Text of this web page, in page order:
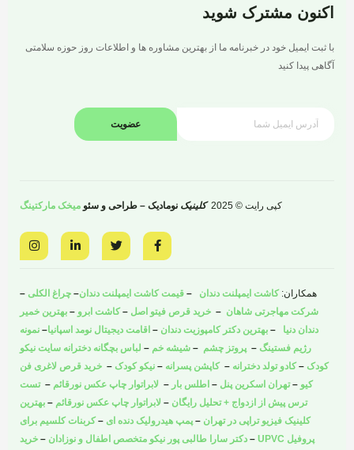
اکنون مشترک شوید
با ثبت ایمیل خود در خبرنامه ما از بهترین مشاوره ها و اطلاعات روز حوزه سلامتی
آگاهی پیدا کنید
عضویت
کپی رایت © 2025 کلینیک نومادیک – طراحی و سئو میخک مارکتینگ
F
a
c
o
o
k
-
w
i
e
r
L
i
n
d
-
n
I
n
s
g
r
a
m
همکاران: کاشت ایمپلنت دندان – قیمت کاشت ایمپلنت دندان– چراغ الکلی –
شرکت مهاجرتی شاهان – خرید قرص فیتو اصل –کاشت ابرو – بهترین خمیر
دندان دنیا – بهترین دکتر کامپوزیت دندان – اقامت دیجیتال نومد اسپانیا– نمونه
رژیم فستینگ – پروتز چشم – شیشه خم – لباس بچگانه دخترانه سایت نیکو
کودک –کادو تولد دخترانه –کاپشن پسرانه – نیکو کودک – خرید قرص لاغری فن
کیو –تهران اسکرین پنل – اطلس بار – لابراتوار چاپ عکس نورقائم –تست
ترس پیش از ازدواج + تحلیل رایگان – لابراتوار چاپ عکس نورقائم – بهترین
کلینیک فیزیو تراپی در تهران – پمپ هیدرولیک دنده ای –کربنات کلسیم برای
پروفیل UPVC
– دکتر سارا طالبی پور نیکو متخصص اطفال و نوزادان – خرید